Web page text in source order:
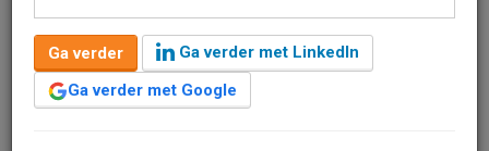
Drie winkels zullen worden omgebouwd naar de
formule van moedermerk CKS.
Ga verder
Ga verder met LinkedIn
Ga verder met Google